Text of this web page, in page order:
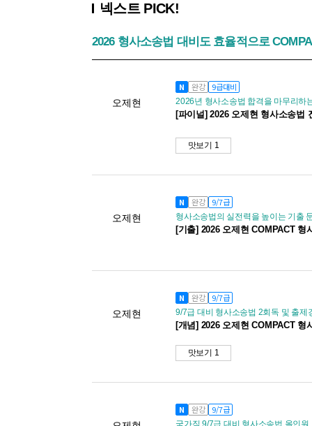
넥스트 PICK!
2026 형사소송법 대비도 효율적으로
오제현
N 완강 9급대비
2026년 형사소송법 합격을 마무리하
[파이널] 2026 오제현 형사소송법
맛보기 1
오제현
N 완강 9/7급
형사소송법의 실전력을 높이는 기출
[기출] 2026 오제현 COMPACT 형
오제현
N 완강 9/7급
9/7급 대비 형사소송법 2회독 및 출제
[개념] 2026 오제현 COMPACT 형
맛보기 1
N 완강 9/7급
국가직 9/7급 대비 형사소송법 올인